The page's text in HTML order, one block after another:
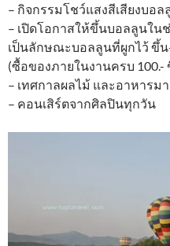
– กิจกรรมโชว์แสงสีเสียงบอ
– เปิดโอกาสให้ขึ้นบอลลูนใน
เป็นลักษณะบอลลูนที่ผูกไว้ ขึ้น
(ซื้อของภายในงานครบ 100.-
– เทศกาลผลไม้ และอาหารม
– คอนเสิร์ตจากศิลปินทุกวัน